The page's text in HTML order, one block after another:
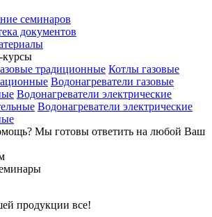
семинаров
документов
традиционные Котлы газовые
Водонагреватели газовые
Водонагреватели электрические
Водонагреватели электрические
Мы готовы ответить на любой Ваш
продукции все!